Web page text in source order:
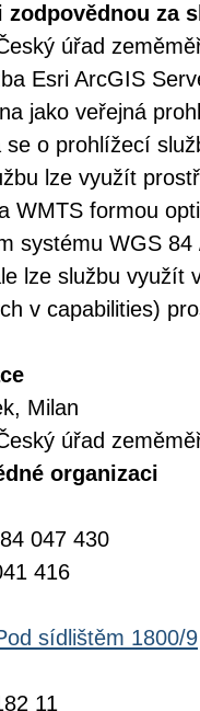
za
úřad
Esri ArcGIS
jako veřejná
se o prohlížecí
lze využít
WMTS formou
systému WGS
lze službu využít
v capabilities)
Milan
úřad
organizaci
047 430
416
sídlištěm 1800/9
11